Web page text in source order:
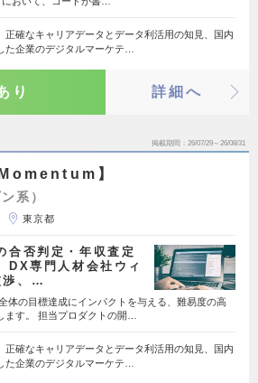
正確なキャリアデータとデータ利活用の知見、国内
た企業のデジタルマーケテ…
り 詳細へ
掲載期間 26/07/29～26/08/31
】
系）
東京都
否判定・年収査定
DX専門人材会社ウィ
渉、…
体の目標達成にインパクトを与える、難易度の高
ます。 担当プロダクトの開…
正確なキャリアデータとデータ利活用の知見、国内
た企業のデジタルマーケテ…